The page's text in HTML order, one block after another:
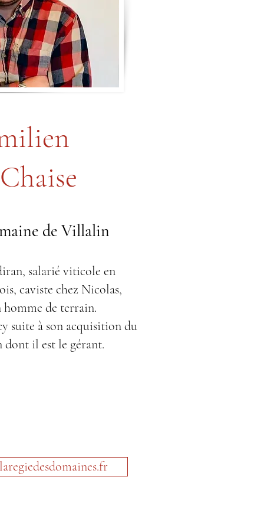
de Villalin
salarié viticole en
caviste chez Nicolas,
de terrain.
suite à son acquisition du
il est le gérant.